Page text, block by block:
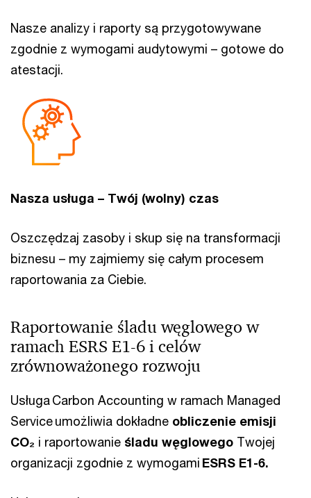
Nasze analizy i raporty są przygotowywane
zgodnie z wymogami audytowymi – gotowe do
atestacji.
Nasza usługa – Twój (wolny) czas
Oszczędzaj zasoby i skup się na transformacji
biznesu – my zajmiemy się całym procesem
raportowania za Ciebie.
Raportowanie śladu węglowego w
ramach ESRS E1-6 i celów
zrównoważonego rozwoju
Usługa Carbon Accounting w ramach Managed
Service umożliwia dokładne obliczenie emisji
CO₂ i raportowanie śladu węglowego Twojej
organizacji zgodnie z wymogami ESRS E1-6.